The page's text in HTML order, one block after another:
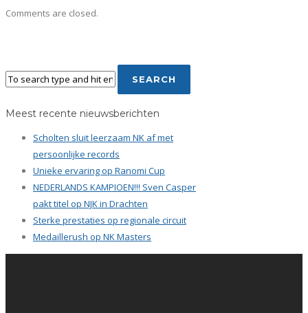
Comments are closed.
Meest recente nieuwsberichten
Scholten sluit leerzaam NK af met
persoonlijke records
Unieke ervaring op Ranomi Cup
NEDERLANDS KAMPIOEN!!! Sven Casper
pakt titel op NJK in Drachten
Sterke prestaties op regionale circuit
Medaillerush op NK Masters